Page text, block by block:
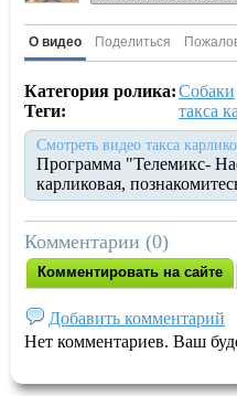
О видео Поделиться
Категория ролика:Собаки
Теги:
такса
Смотреть видео такса
Программа "Телемикс-
карликовая,
Комментарии (0)
Комментировать на сайте
Добавить комментарий
Нет комментариев. Ваш